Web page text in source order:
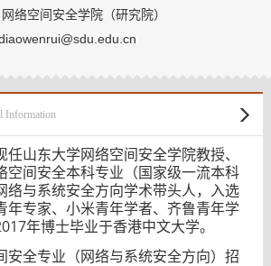
网络空间安全学院（研究院）
Information
山东大学网络空间安全学院教授、
空间安全本科专业（国家级一流本科
络与系统安全方向学术带头人，入选
年专家、小米青年学者、齐鲁青年学
年博士毕业于香港中文大学。
安全专业（网络与系统安全方向）招